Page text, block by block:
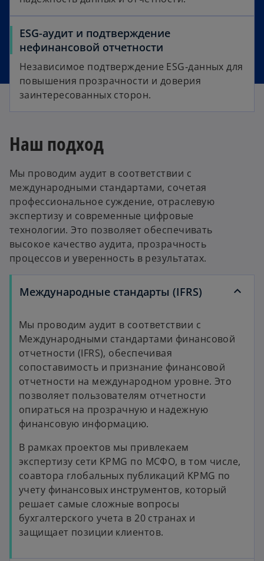
ESG-аудит и подтверждение
нефинансовой отчетности
Независимое подтверждение ESG‑данных для
повышения прозрачности и доверия
заинтересованных сторон.
Наш подход
Мы проводим аудит в соответствии с
международными стандартами, сочетая
профессиональное суждение, отраслевую
экспертизу и современные цифровые
технологии. Это позволяет обеспечивать
высокое качество аудита, прозрачность
процессов и уверенность в результатах.
Международные стандарты (IFRS)
Мы проводим аудит в соответствии с
Международными стандартами финансовой
отчетности (IFRS), обеспечивая
сопоставимость и признание финансовой
отчетности на международном уровне. Это
позволяет пользователям отчетности
опираться на прозрачную и надежную
финансовую информацию.
В рамках проектов мы привлекаем
экспертизу сети KPMG по МСФО, в том числе,
соавтора глобальных публикаций KPMG по
учету финансовых инструментов, который
решает самые сложные вопросы
бухгалтерского учета в 20 странах и
защищает позиции клиентов.